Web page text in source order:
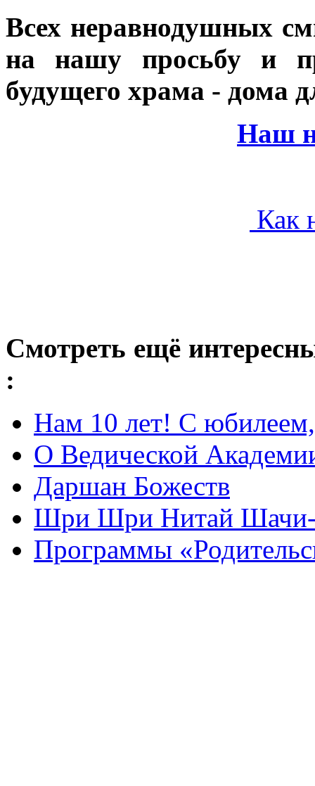
Всех неравнодушных
на нашу просьбу и
будущего храма - дома
Наш
Как
Смотреть ещё
:
Нам 10 лет! С
О Ведической
Даршан Божеств
Шри Шри Нитай Шачи-
Программы